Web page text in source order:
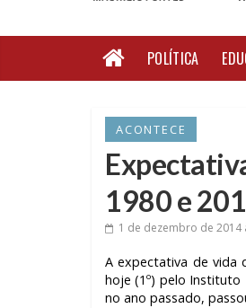
POLÍTICA
ACONTECE
1980 e
1 de dezembro de 2014
A expectativa de vida
hoje (1º) pelo Instituto
no ano passado,